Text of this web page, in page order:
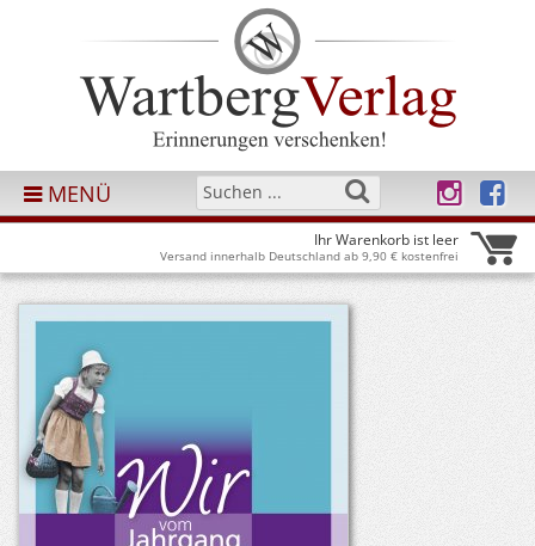
MENÜ
Ihr Warenkorb ist leer
Versand innerhalb Deutschland ab 9,90 € kostenfrei